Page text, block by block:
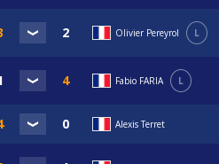
Olivier Pereyrol L
Fabio FARIA L
Alexis Terret